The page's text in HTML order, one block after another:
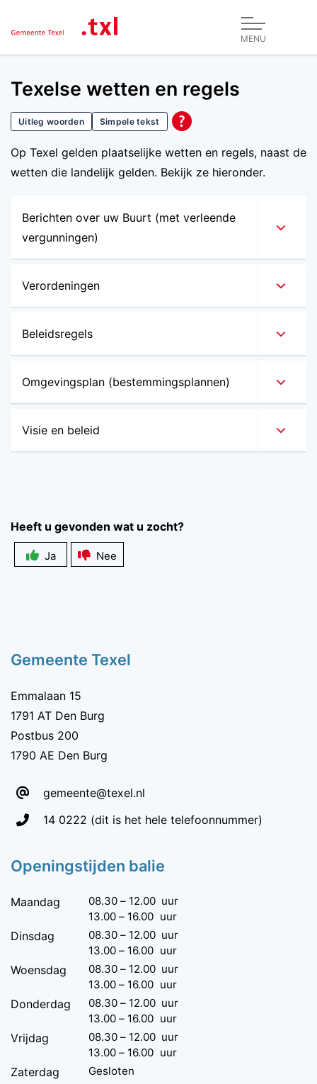
MENU
Texelse wetten en regels
Uitleg woorden Simpele tekst
Op Texel gelden plaatselijke wetten en regels, naast de
wetten die landelijk gelden. Bekijk ze hieronder.
Berichten over uw Buurt (met verleende
vergunningen)
Verordeningen
Beleidsregels
Omgevingsplan (bestemmingsplannen)
Visie en beleid
Heeft u gevonden wat u zocht?
Ja Nee
Gemeente Texel
Emmalaan 15
1791 AT Den Burg
Postbus 200
1790 AE Den Burg
gemeente@texel.nl
Telefoon:
14 0222 (dit is het hele telefoonnummer)
Openingstijden balie
Maandag 08.30 – 12.00 uur
13.00 – 16.00 uur
Dinsdag 08.30 – 12.00 uur
13.00 – 16.00 uur
Woensdag 08.30 – 12.00 uur
13.00 – 16.00 uur
Donderdag 08.30 – 12.00 uur
13.00 – 16.00 uur
Vrijdag 08.30 – 12.00 uur
13.00 – 16.00 uur
Zaterdag Gesloten